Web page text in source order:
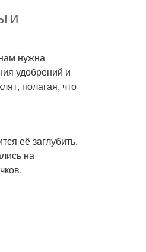
и
нужна
удобрений и
полагая, что
её заглубить.
на